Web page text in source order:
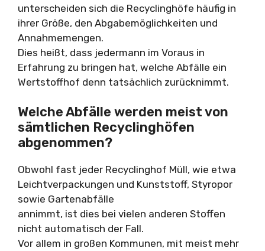
unterscheiden sich die Recyclinghöfe häufig in
ihrer Größe, den Abgabemöglichkeiten und
Annahmemengen.
Dies heißt, dass jedermann im Voraus in
Erfahrung zu bringen hat, welche Abfälle ein
Wertstoffhof denn tatsächlich zurücknimmt.
Welche Abfälle werden meist von
sämtlichen Recyclinghöfen
abgenommen?
Obwohl fast jeder Recyclinghof Müll, wie etwa
Leichtverpackungen und Kunststoff, Styropor
sowie Gartenabfälle
annimmt, ist dies bei vielen anderen Stoffen
nicht automatisch der Fall.
Vor allem in großen Kommunen, mit meist mehr